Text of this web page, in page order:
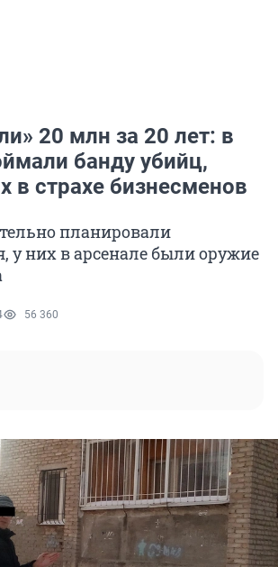
20 млн за 20 лет: в
банду убийц,
в страхе бизнесменов
планировали
у них в арсенале были оружие
56 360